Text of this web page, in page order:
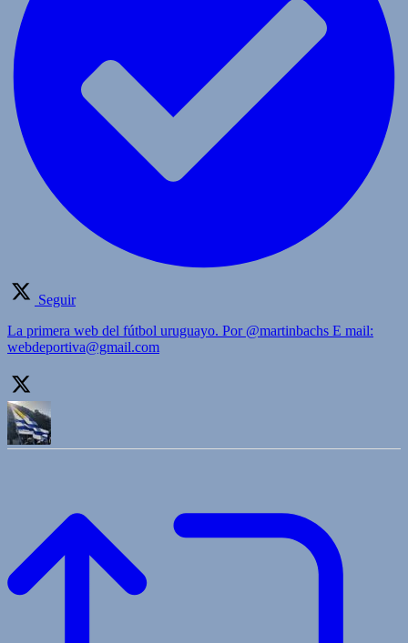
Seguir
La primera web del fútbol uruguayo. Por @martinbachs E mail:
webdeportiva@gmail.com